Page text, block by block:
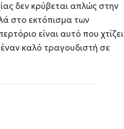
δεν κρύβεται απλώς στην
στο εκτόπισμα των
είναι αυτό που χτίζει
καλό τραγουδιστή σε